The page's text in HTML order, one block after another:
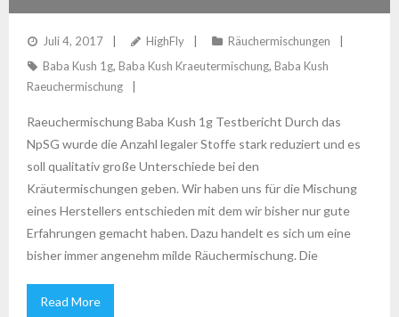
Juli 4, 2017 HighFly
Räuchermischungen
Baba Kush 1g, Baba Kush Kraeutermischung, Baba Kush
Raeuchermischung
Raeuchermischung Baba Kush 1g Testbericht Durch das
NpSG wurde die Anzahl legaler Stoffe stark reduziert und es
soll qualitativ große Unterschiede bei den
Kräutermischungen geben. Wir haben uns für die Mischung
eines Herstellers entschieden mit dem wir bisher nur gute
Erfahrungen gemacht haben. Dazu handelt es sich um eine
bisher immer angenehm milde Räuchermischung. Die
Read More